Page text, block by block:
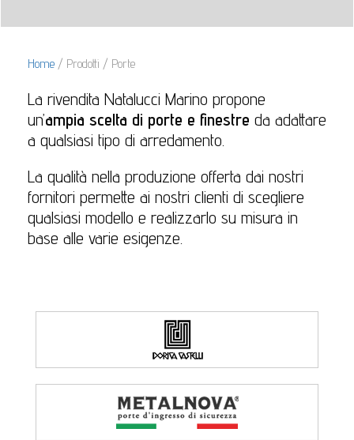
Home / Prodotti / Porte
La rivendita Natalucci Marino propone
un’ampia scelta di porte e finestre da adattare
a qualsiasi tipo di arredamento.
La qualità nella produzione offerta dai nostri
fornitori permette ai nostri clienti di scegliere
qualsiasi modello e realizzarlo su misura in
base alle varie esigenze.